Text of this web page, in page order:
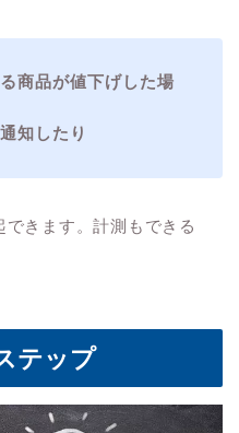
商品が値下げした場
知したり
きます。計測もできる
テップ